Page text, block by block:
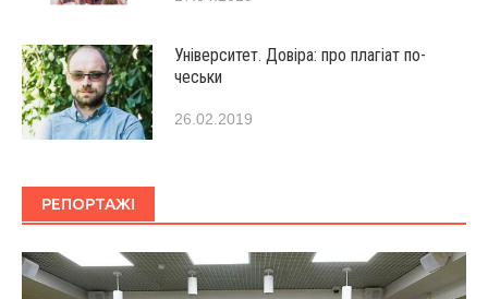
Університет. Довіра: про плагіат по-
чеськи
26.02.2019
РЕПОРТАЖІ